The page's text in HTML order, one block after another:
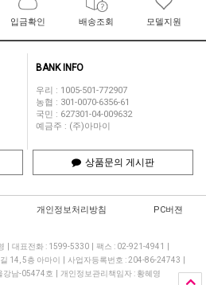
입금확인 배송조회 모델지원
BANK INFO
우리 : 1005-501-772907
농협 : 301-0070-6356-61
국민 : 627301-04-009632
예금주 : (주)아마이
상품문의 게시판
개인정보처리방침 PC버젼
대표전화 : 1599-5330 팩스 : 02-921-4941
14, 5층 아마이
사업자등록번호 : 204-86-24743
강남-05474호
개인정보관리책임자 : 황혜영